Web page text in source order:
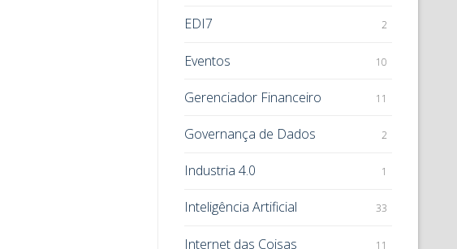
EDI7 2
Eventos 10
Gerenciador Financeiro 11
Governança de Dados 2
Industria 4.0 1
Inteligência Artificial 33
Internet das Coisas 11